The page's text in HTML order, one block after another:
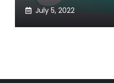
July 5, 2022